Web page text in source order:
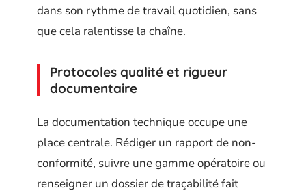
dans son rythme de travail quotidien, sans
que cela ralentisse la chaîne.
Protocoles qualité et rigueur
documentaire
La documentation technique occupe une
place centrale. Rédiger un rapport de non-
conformité, suivre une gamme opératoire ou
renseigner un dossier de traçabilité fait